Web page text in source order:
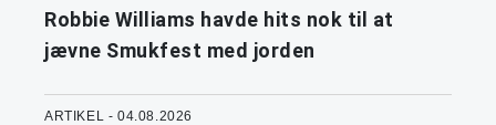
Robbie Williams havde hits nok til at
jævne Smukfest med jorden
ARTIKEL - 04.08.2026